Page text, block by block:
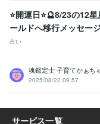
⭐開運日⭐🔮8/23の12
ールドへ移行メッセー
占い
魂鑑定士 子育てかぁち
2025/08/22 09:57